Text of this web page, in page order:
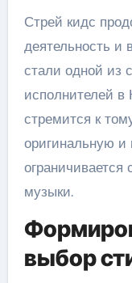
Стрей кидс
деятельность и
стали одной из
исполнителей в
стремится к
оригинальную
музыки.
выбор